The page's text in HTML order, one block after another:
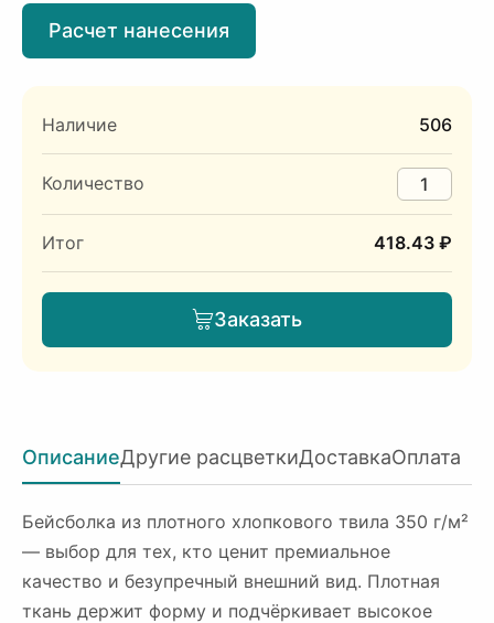
Расчет нанесения
Наличие 506
Количество
Итог 418.43 ₽
Заказать
ОписаниеДругие расцветкиДоставкаОплата
Бейсболка из плотного хлопкового твила 350 г/м²
— выбор для тех, кто ценит премиальное
качество и безупречный внешний вид. Плотная
ткань держит форму и подчёркивает высокое